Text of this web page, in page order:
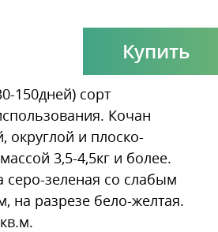
Купить
150дней) сорт
Кочан
округлой и плоско-
3,5-4,5кг и более.
серо-зеленая со слабым
на разрезе бело-желтая.